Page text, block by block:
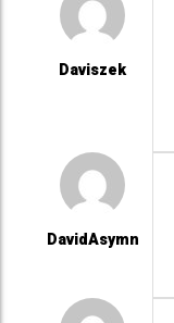
Daviszek
DavidAsymn